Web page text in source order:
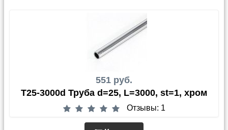
551 руб.
T25-3000d Труба d=25, L=3000, st=1, хром
Отзывы: 1